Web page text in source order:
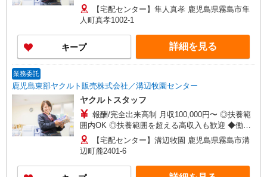
方を選べるお仕事です ≪勤務例≫ ※勤務地で異な
る ［1］9：00〜14：00 月収約8万円 ［2］9：
00〜16：00 月収約12万円 ◆研修制度と収入補償
で、初めてでも安心！ ※収入補償：月6万円（3ヶ
月間） ◆商品買取りなし！しっかり稼げます ※研
修期間／4日間／時給853円 収入保障期間：3か月
【宅配センター】隼人真孝 鹿児島県霧島市隼
人町真孝1002-1
キープ 詳細を見る
業務委託
鹿児島東部ヤクルト販売株式会社／溝辺牧園センター
ヤクルトスタッフ
報酬/完全出来高制 月収100,000円〜 ◎扶養範
囲内OK ◎扶養範囲を超える高収入も歓迎 ◆働き
方を選べるお仕事です ≪勤務例≫ ※勤務地で異な
る ［1］9：00〜14：00 月収約8万円 ［2］9：
00〜16：00 月収約12万円 ◆研修制度と収入補償
で、初めてでも安心！ ※収入補償：月6万円（3ヶ
【宅配センター】溝辺牧園 鹿児島県霧島市溝
辺町麓2401-6